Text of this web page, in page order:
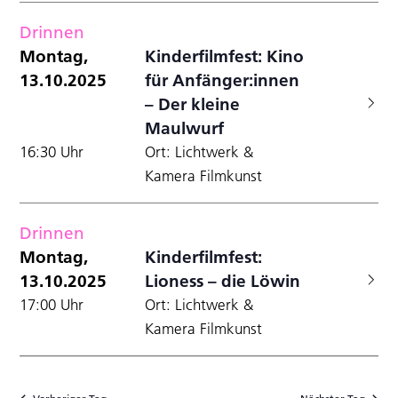
Drinnen
Montag,
13.10.2025
Kinderfilmfest: Kino
für Anfänger:innen
– Der kleine
Maulwurf
16:30 Uhr
Ort: Lichtwerk &
Kamera Filmkunst
Drinnen
Montag,
13.10.2025
Kinderfilmfest:
Lioness – die Löwin
17:00 Uhr
Ort: Lichtwerk &
Kamera Filmkunst